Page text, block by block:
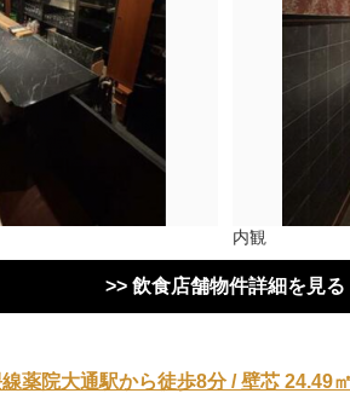
内観
>> 飲食店舗物件詳細を見る
線薬院大通駅から徒歩8分 / 壁芯 24.49